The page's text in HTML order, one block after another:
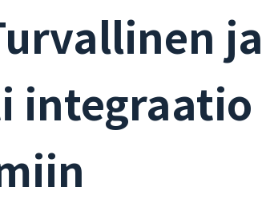
ja
integraatio